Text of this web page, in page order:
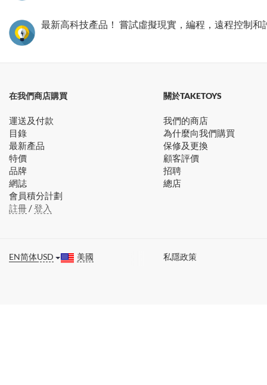
最新高科技產品！ 嘗試虛擬現實，編程，遠程控制
在我們商店購買
運送及付款
目錄
最新產品
特價
品牌
網誌
會員積分計劃
註冊/登入
關於TAKETOYS
我們的商店
為什麼向我們購買
保修及更換
顧客評價
招聘
總店
EN简体USD 美國 私隱政策